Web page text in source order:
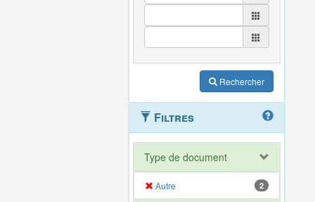
Rechercher
Filtres
Type de document
Autre 2